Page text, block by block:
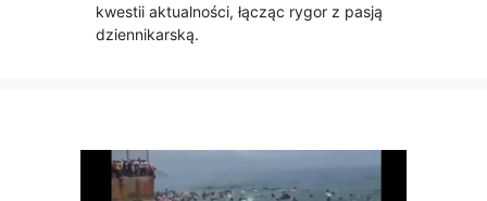
kwestii aktualności, łącząc rygor z pasją
dziennikarską.